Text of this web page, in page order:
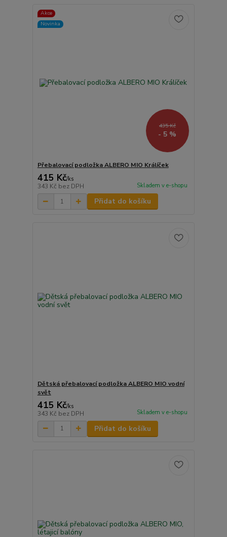
Akce
Novinka
435 Kč
- 5 %
Přebalovací podložka ALBERO MIO Králíček
415 Kč/ks
343 Kč bez DPH Skladem v e-shopu
Přidat do košíku
Dětská přebalovací podložka ALBERO MIO vodní
svět
415 Kč/ks
343 Kč bez DPH Skladem v e-shopu
Přidat do košíku